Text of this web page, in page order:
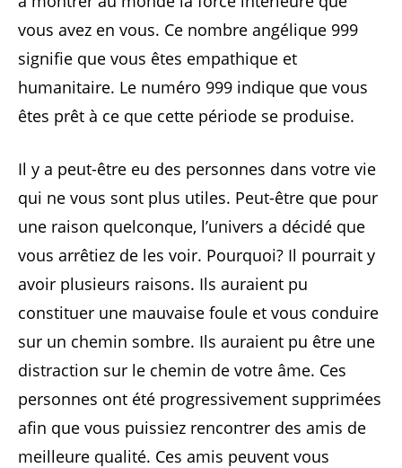
vous avez en vous. Ce nombre angélique 999
signifie que vous êtes empathique et
humanitaire. Le numéro 999 indique que vous
êtes prêt à ce que cette période se produise.
Il y a peut-être eu des personnes dans votre vie
qui ne vous sont plus utiles. Peut-être que pour
une raison quelconque, l’univers a décidé que
vous arrêtiez de les voir. Pourquoi? Il pourrait y
avoir plusieurs raisons. Ils auraient pu
constituer une mauvaise foule et vous conduire
sur un chemin sombre. Ils auraient pu être une
distraction sur le chemin de votre âme. Ces
personnes ont été progressivement supprimées
afin que vous puissiez rencontrer des amis de
meilleure qualité. Ces amis peuvent vous